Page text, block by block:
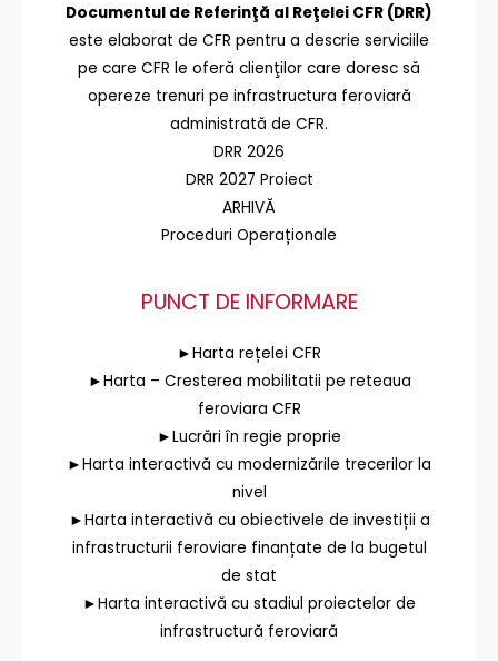
Documentul de Referinţă al Reţelei CFR (DRR)
este elaborat de CFR pentru a descrie serviciile
pe care CFR le oferă clienţilor care doresc să
opereze trenuri pe infrastructura feroviară
administrată de CFR.
DRR 2026
DRR 2027 Proiect
ARHIVĂ
Proceduri Operaționale
PUNCT DE INFORMARE
►Harta rețelei CFR
►Harta – Cresterea mobilitatii pe reteaua
feroviara CFR
►Lucrări în regie proprie
►Harta interactivă cu modernizările trecerilor la
nivel
►Harta interactivă cu obiectivele de investiții a
infrastructurii feroviare finanțate de la bugetul
de stat
►Harta interactivă cu stadiul proiectelor de
infrastructură feroviară